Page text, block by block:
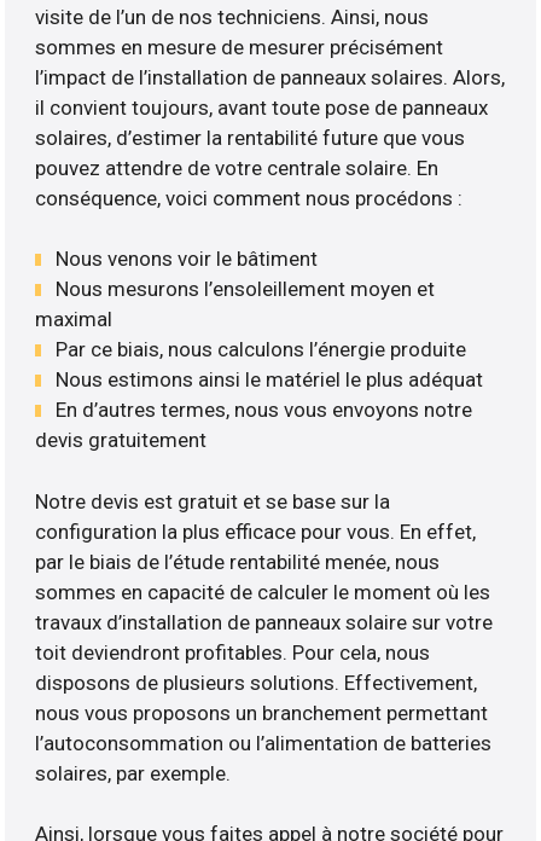
visite de l’un de nos techniciens. Ainsi, nous
sommes en mesure de mesurer précisément
l’impact de l’installation de panneaux solaires. Alors,
il convient toujours, avant toute pose de panneaux
solaires, d’estimer la rentabilité future que vous
pouvez attendre de votre centrale solaire. En
conséquence, voici comment nous procédons :
Nous venons voir le bâtiment
Nous mesurons l’ensoleillement moyen et
maximal
Par ce biais, nous calculons l’énergie produite
Nous estimons ainsi le matériel le plus adéquat
En d’autres termes, nous vous envoyons notre
devis gratuitement
Notre devis est gratuit et se base sur la
configuration la plus efficace pour vous. En effet,
par le biais de l’étude rentabilité menée, nous
sommes en capacité de calculer le moment où les
travaux d’installation de panneaux solaire sur votre
toit deviendront profitables. Pour cela, nous
disposons de plusieurs solutions. Effectivement,
nous vous proposons un branchement permettant
l’autoconsommation ou l’alimentation de batteries
solaires, par exemple.
Ainsi, lorsque vous faites appel à notre société pour